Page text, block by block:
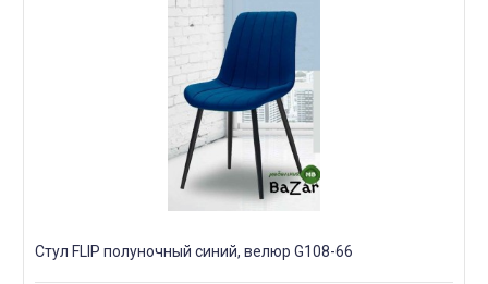
Стул FLIP полуночный синий, велюр G108-66